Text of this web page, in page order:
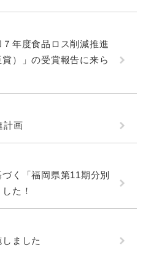
年度食品ロス削減推進
）」の受賞報告に来ら
計画
く「福岡県第11期分別
た！
ました